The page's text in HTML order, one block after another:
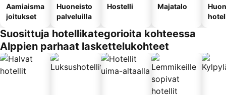
Aamiaisma
joitukset
Huoneisto
palveluilla
Hostelli Majatalo
Suosittuja hotellikategorioita kohteessa
Alppien parhaat laskettelukohteet